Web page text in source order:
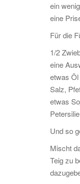
ein
eine
Für die
1/2
eine
etwas Öl
Salz,
etwas
Petersilie
Und so
Mischt
Teig zu